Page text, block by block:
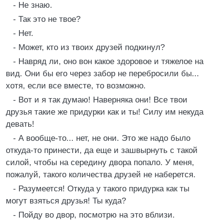
- Не знаю.
- Так это не твое?
- Нет.
- Может, кто из твоих друзей подкинул?
- Навряд ли, оно вон какое здоровое и тяжелое на
вид. Они бы его через забор не перебросили бы...
хотя, если все вместе, то возможно.
- Вот и я так думаю! Наверняка они! Все твои
друзья такие же придурки как и ты! Силу им некуда
девать!
- А вообще-то... нет, не они. Это же надо было
откуда-то принести, да еще и зашвырнуть с такой
силой, чтобы на середину двора попало. У меня,
пожалуй, такого количества друзей не наберется.
- Разумеется! Откуда у такого придурка как ты
могут взяться друзья! Ты куда?
- Пойду во двор, посмотрю на это вблизи.